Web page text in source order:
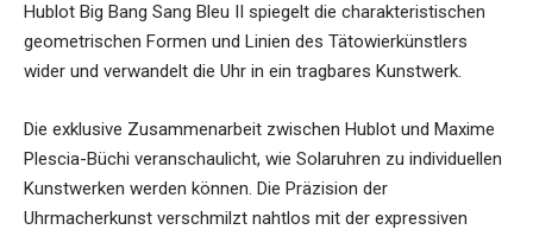
Hublot Big Bang Sang Bleu II spiegelt die charakteristischen
geometrischen Formen und Linien des Tätowierkünstlers
wider und verwandelt die Uhr in ein tragbares Kunstwerk.
Die exklusive Zusammenarbeit zwischen Hublot und Maxime
Plescia-Büchi veranschaulicht, wie Solaruhren zu individuellen
Kunstwerken werden können. Die Präzision der
Uhrmacherkunst verschmilzt nahtlos mit der expressiven